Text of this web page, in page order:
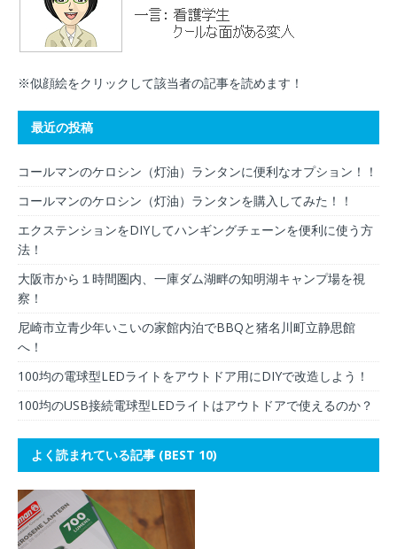
※似顔絵をクリックして該当者の記事を読めます！
最近の投稿
コールマンのケロシン（灯油）ランタンに便利なオプション！！
コールマンのケロシン（灯油）ランタンを購入してみた！！
エクステンションをDIYしてハンギングチェーンを便利に使う方
法！
大阪市から１時間圏内、一庫ダム湖畔の知明湖キャンプ場を視
察！
尼崎市立青少年いこいの家館内泊でBBQと猪名川町立静思館
へ！
100均の電球型LEDライトをアウトドア用にDIYで改造しよう！
100均のUSB接続電球型LEDライトはアウトドアで使えるのか？
よく読まれている記事 (BEST 10)